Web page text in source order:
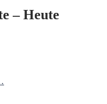
– Heute